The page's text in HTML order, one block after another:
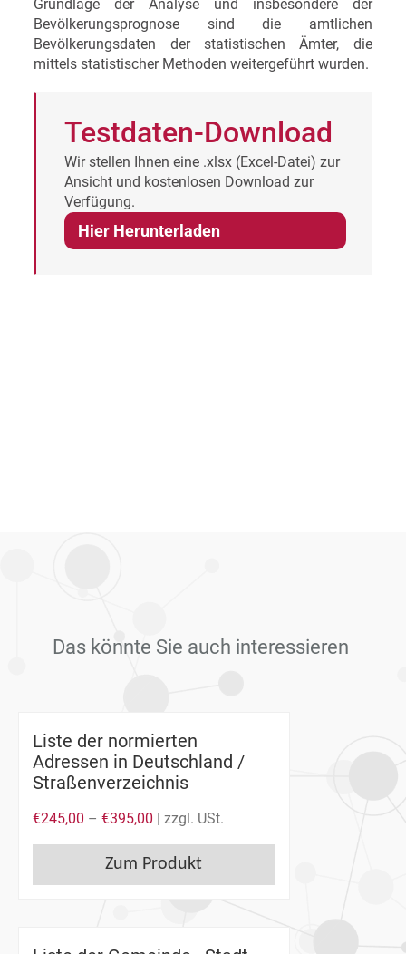
Grundlage der Analyse und insbesondere der
Bevölkerungsprognose sind die amtlichen
Bevölkerungsdaten der statistischen Ämter, die
mittels statistischer Methoden weitergeführt wurden.
Testdaten-Download
Wir stellen Ihnen eine .xlsx (Excel-Datei) zur
Ansicht und kostenlosen Download zur
Verfügung.
Hier Herunterladen
Das könnte Sie auch interessieren
Liste der normierten
Adressen in Deutschland /
Straßenverzeichnis
€245,00 – €395,00 | zzgl. USt.
Zum Produkt